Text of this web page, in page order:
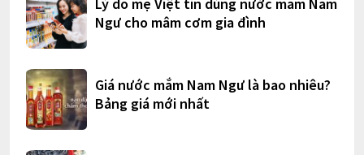
Ngư cho mâm cơm gia đình
Giá nước mắm Nam Ngư là bao nhiêu?
Bảng giá mới nhất